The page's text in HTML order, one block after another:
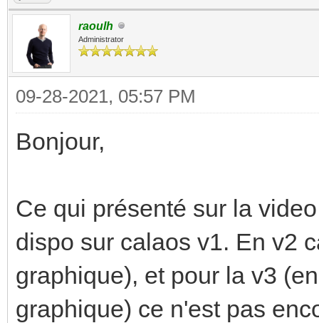
raoulh
Administrator
09-28-2021, 05:57 PM
Bonjour,
Ce qui présenté sur la
dispo sur calaos v1. En v2
graphique), et pour la v3
graphique) ce n'est pas